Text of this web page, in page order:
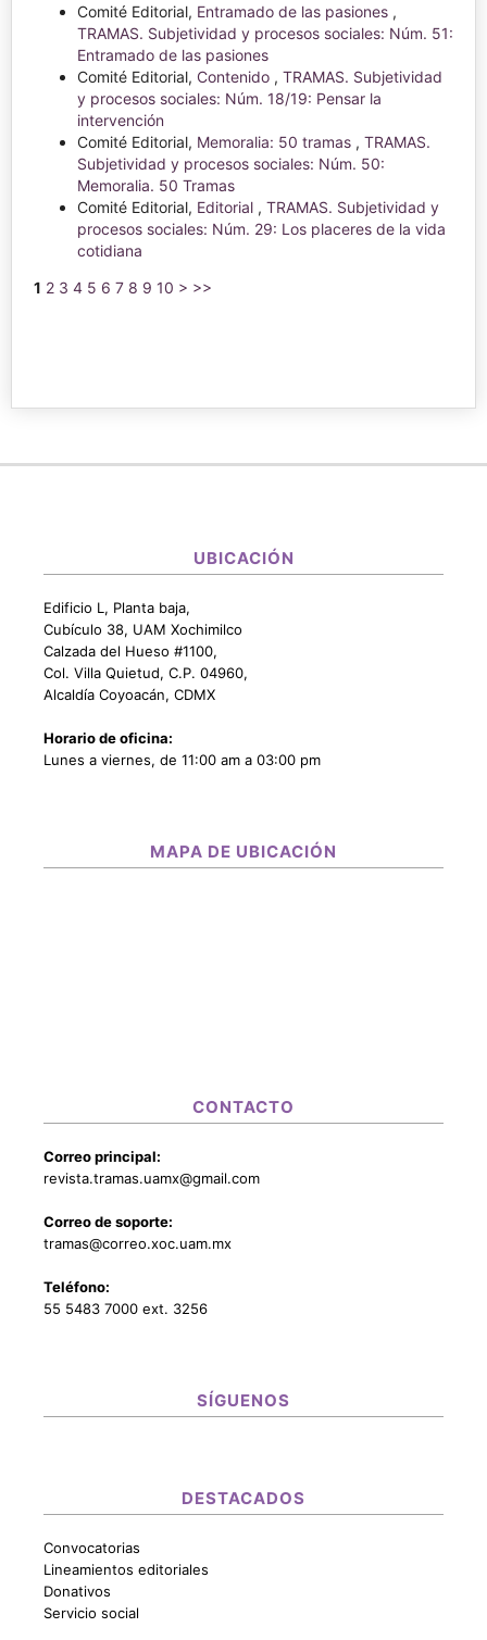
Comité Editorial, Entramado de las pasiones ,
TRAMAS. Subjetividad y procesos sociales: Núm. 51:
Entramado de las pasiones
Comité Editorial, Contenido , TRAMAS. Subjetividad
y procesos sociales: Núm. 18/19: Pensar la
intervención
Comité Editorial, Memoralia: 50 tramas , TRAMAS.
Subjetividad y procesos sociales: Núm. 50:
Memoralia. 50 Tramas
Comité Editorial, Editorial , TRAMAS. Subjetividad y
procesos sociales: Núm. 29: Los placeres de la vida
cotidiana
1 2 3 4 5 6 7 8 9 10 > >>
UBICACIÓN
Edificio L, Planta baja,
Cubículo 38, UAM Xochimilco
Calzada del Hueso #1100,
Col. Villa Quietud, C.P. 04960,
Alcaldía Coyoacán, CDMX
Horario de oficina:
Lunes a viernes, de 11:00 am a 03:00 pm
MAPA DE UBICACIÓN
CONTACTO
Correo principal:
revista.tramas.uamx@gmail.com
Correo de soporte:
tramas@correo.xoc.uam.mx
Teléfono:
55 5483 7000 ext. 3256
SÍGUENOS
DESTACADOS
Convocatorias
Lineamientos editoriales
Donativos
Servicio social